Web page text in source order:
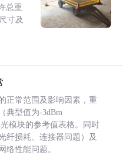
总重
寸及
正常范围及影响因素，重
典型值为-3dBm
模块的参考值表格。同时
纤损耗、连接器问题）及
络性能问题。